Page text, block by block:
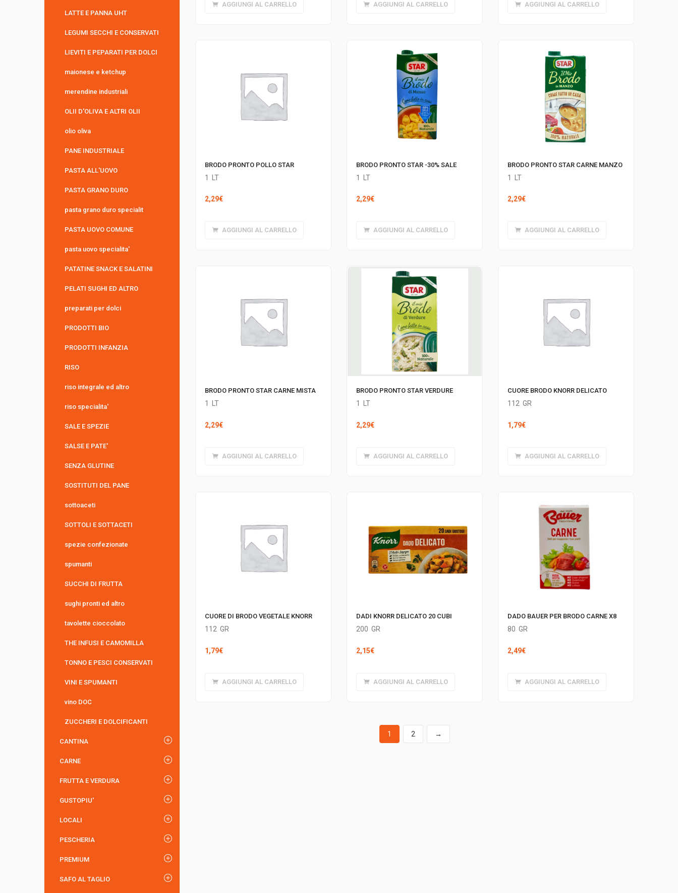
AGGIUNGI AL CARRELLO AGGIUNGI AL CARRELLO AGGIUNGI AL CARRELLO
BRODO PRONTO POLLO STAR
1 LT
2,29€
AGGIUNGI AL CARRELLO
BRODO PRONTO STAR -30% SALE
1 LT
2,29€
AGGIUNGI AL CARRELLO
BRODO PRONTO STAR CARNE MANZO
1 LT
2,29€
AGGIUNGI AL CARRELLO
BRODO PRONTO STAR CARNE MISTA
1 LT
2,29€
AGGIUNGI AL CARRELLO
BRODO PRONTO STAR VERDURE
1 LT
2,29€
AGGIUNGI AL CARRELLO
CUORE BRODO KNORR DELICATO
112 GR
1,79€
AGGIUNGI AL CARRELLO
CUORE DI BRODO VEGETALE KNORR
112 GR
1,79€
AGGIUNGI AL CARRELLO
DADI KNORR DELICATO 20 CUBI
200 GR
2,15€
AGGIUNGI AL CARRELLO
DADO BAUER PER BRODO CARNE X8
80 GR
2,49€
AGGIUNGI AL CARRELLO
1 2 →
LATTE E PANNA UHT
LEGUMI SECCHI E CONSERVATI
LIEVITI E PEPARATI PER DOLCI
maionese e ketchup
merendine industriali
OLII D'OLIVA E ALTRI OLII
olio oliva
PANE INDUSTRIALE
PASTA ALL'UOVO
PASTA GRANO DURO
pasta grano duro specialit
PASTA UOVO COMUNE
pasta uovo specialita'
PATATINE SNACK E SALATINI
PELATI SUGHI ED ALTRO
preparati per dolci
PRODOTTI BIO
PRODOTTI INFANZIA
RISO
riso integrale ed altro
riso specialita'
SALE E SPEZIE
SALSE E PATE'
SENZA GLUTINE
SOSTITUTI DEL PANE
sottoaceti
SOTTOLI E SOTTACETI
spezie confezionate
spumanti
SUCCHI DI FRUTTA
sughi pronti ed altro
tavolette cioccolato
THE INFUSI E CAMOMILLA
TONNO E PESCI CONSERVATI
VINI E SPUMANTI
vino DOC
ZUCCHERI E DOLCIFICANTI
CANTINA
CARNE
FRUTTA E VERDURA
GUSTOPIU'
LOCALI
PESCHERIA
PREMIUM
SAFO AL TAGLIO